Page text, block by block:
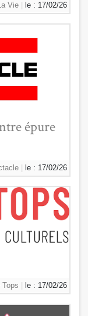
Vie le : 17/02/26
épure
le : 17/02/26
Tops | le : 17/02/26